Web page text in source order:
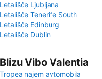
Letališče Ljubljana
Letališče Tenerife South
Letališče Edinburg
Letališče Dublin
Blizu Vibo
Tropea najem avtomobila